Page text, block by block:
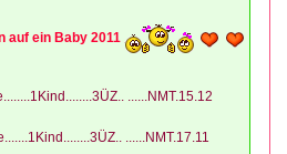
auf ein Baby 2011
......NMT.15.12
......NMT.17.11